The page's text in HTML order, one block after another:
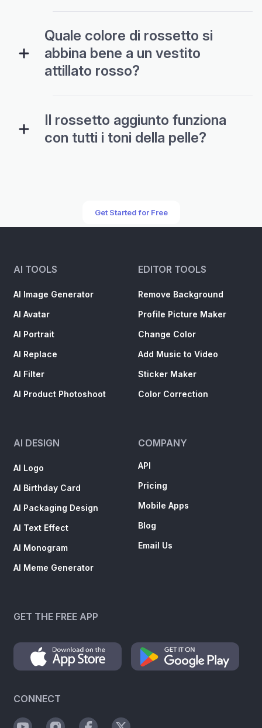
Quale colore di rossetto si
abbina bene a un vestito
attillato rosso?
Il rossetto aggiunto funziona
con tutti i toni della pelle?
Get Started for Free
AI TOOLS
AI Image Generator
AI Avatar
AI Portrait
AI Replace
AI Filter
AI Product Photoshoot
EDITOR TOOLS
Remove Background
Profile Picture Maker
Change Color
Add Music to Video
Sticker Maker
Color Correction
AI DESIGN
AI Logo
AI Birthday Card
AI Packaging Design
AI Text Effect
AI Monogram
AI Meme Generator
COMPANY
API
Pricing
Mobile Apps
Blog
Email Us
GET THE FREE APP
CONNECT